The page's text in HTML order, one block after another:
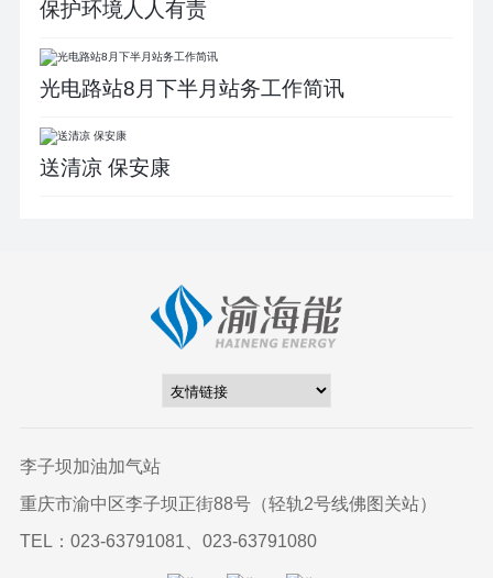
保护环境人人有责
光电路站8月下半月站务工作简讯
送清凉 保安康
李子坝加油加气站
重庆市渝中区李子坝正街88号（轻轨2号线佛图关站）
TEL：023-63791081、023-63791080